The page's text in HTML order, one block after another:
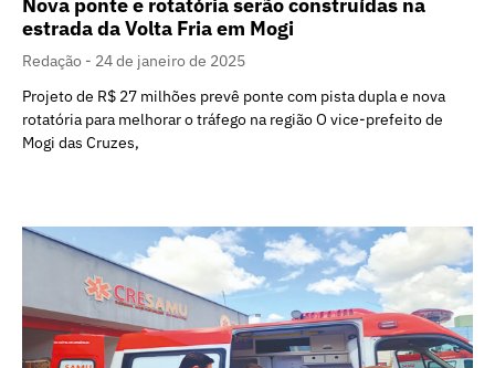
estrada da Volta Fria em Mogi
Redação
24 de janeiro de 2025
Projeto de R$ 27 milhões prevê ponte com pista dupla e nova
rotatória para melhorar o tráfego na região O vice-prefeito de
Mogi das Cruzes,